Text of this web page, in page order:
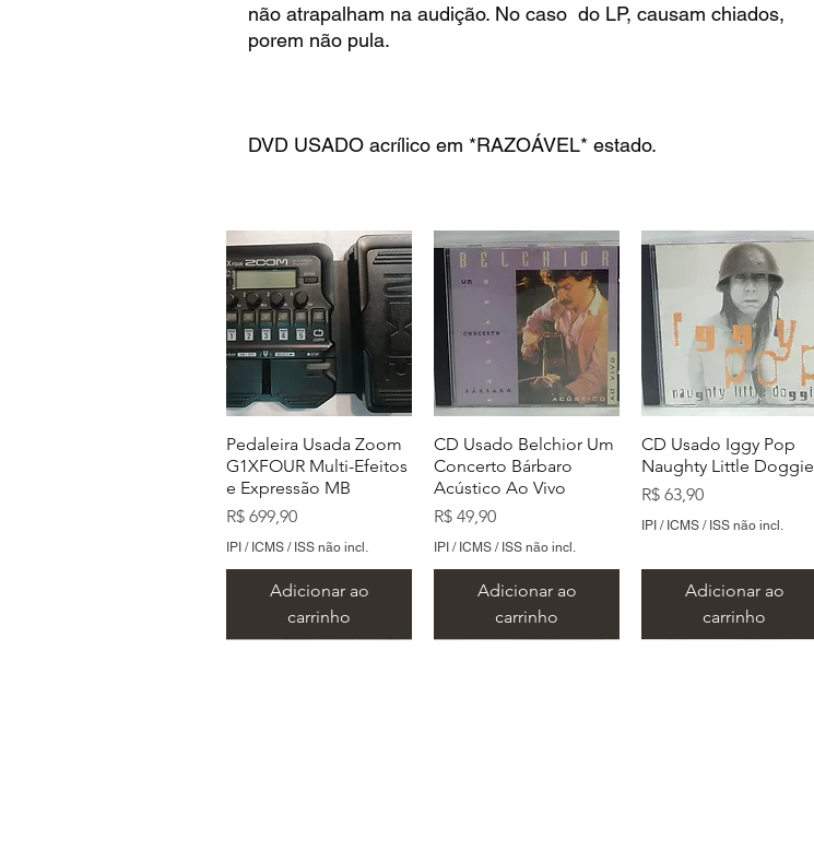
não atrapalham na audição. No caso do LP, causam chiados,
porem não pula.
DVD USADO acrílico em *RAZOÁVEL* estado.
Pedaleira Usada Zoom
G1XFOUR Multi-Efeitos
e Expressão MB
Preço
R$ 699,90
IPI / ICMS / ISS não incl.
Adicionar ao
carrinho
CD Usado Belchior Um
Concerto Bárbaro
Acústico Ao Vivo
Preço
R$ 49,90
IPI / ICMS / ISS não incl.
Adicionar ao
carrinho
CD Usado Iggy Pop
Naughty Little Doggie
Preço
R$ 63,90
IPI / ICMS / ISS não incl.
Adicionar ao
carrinho